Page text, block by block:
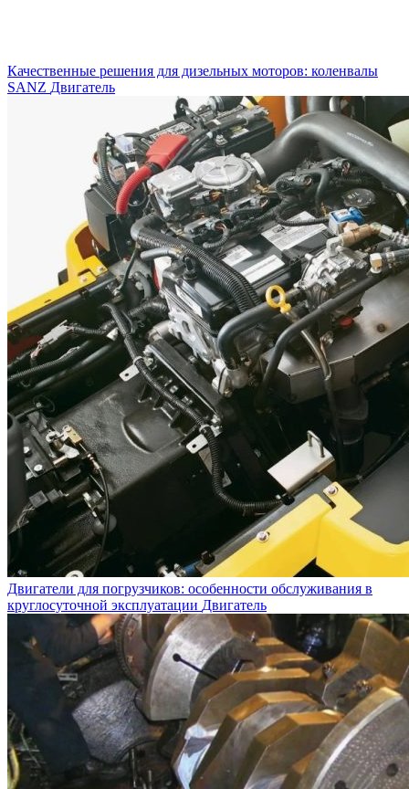
Качественные решения для дизельных моторов: коленвалы
SANZ Двигатель
Двигатели для погрузчиков: особенности обслуживания в
круглосуточной эксплуатации Двигатель